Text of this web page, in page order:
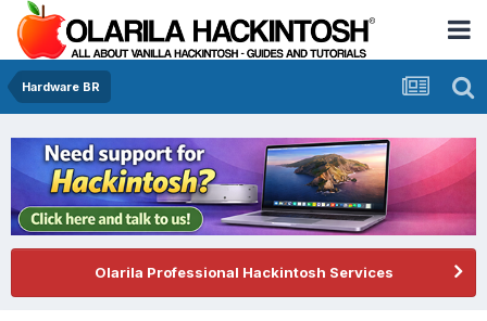
Hardware BR
Olarila Professional Hackintosh Services